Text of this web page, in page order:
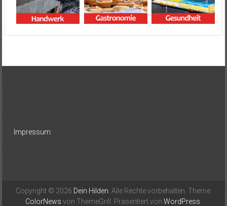
Impressum
Copyright © 2026 Dein Hilden . Alle Rechte vorbehalten. Theme:
ColorNews von ThemeGrill. Präsentiert von WordPress